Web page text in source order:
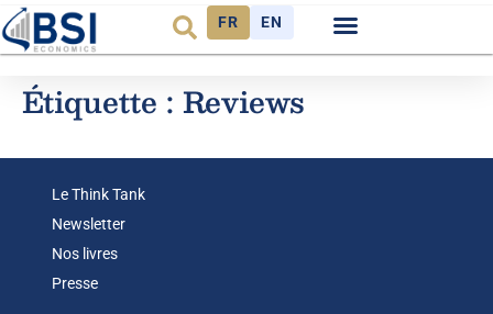
FR EN
Étiquette : Reviews
Le Think Tank
Newsletter
Nos livres
Presse